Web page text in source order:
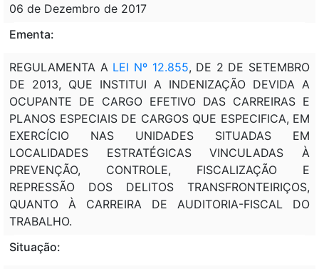
06 de Dezembro de 2017
Ementa:
REGULAMENTA A LEI Nº 12.855, DE 2 DE SETEMBRO
DE 2013, QUE INSTITUI A INDENIZAÇÃO DEVIDA A
OCUPANTE DE CARGO EFETIVO DAS CARREIRAS E
PLANOS ESPECIAIS DE CARGOS QUE ESPECIFICA, EM
EXERCÍCIO NAS UNIDADES SITUADAS EM
LOCALIDADES ESTRATÉGICAS VINCULADAS À
PREVENÇÃO, CONTROLE, FISCALIZAÇÃO E
REPRESSÃO DOS DELITOS TRANSFRONTEIRIÇOS,
QUANTO À CARREIRA DE AUDITORIA-FISCAL DO
TRABALHO.
Situação: